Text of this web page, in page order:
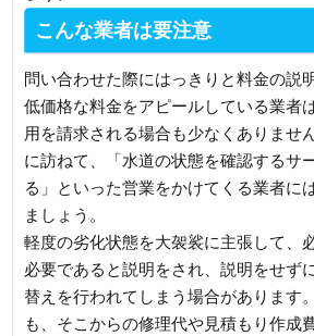
こんな業者は要注意
問い合わせた際にはっきりと料金の説
低価格な料金をアピールしている業者
用を請求される場合も少なくありませ
に訪ねて、「水道の状態を確認するサ
る」といった営業をかけてくる業者に
ましょう。
軽度の劣化状態を大袈裟に主張して、
必要であると説明をされ、説明をせず
替えを行われてしまう場合があります
も、そこからの修理代や見積もり作成